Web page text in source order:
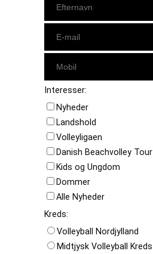
Interesser:
Nyheder
Landshold
Volleyligaen
Danish Beachvolley Tour
Kids og Ungdom
Dommer
Alle Nyheder
Kreds:
Volleyball Nordjylland
Midtjysk Volleyball Kreds